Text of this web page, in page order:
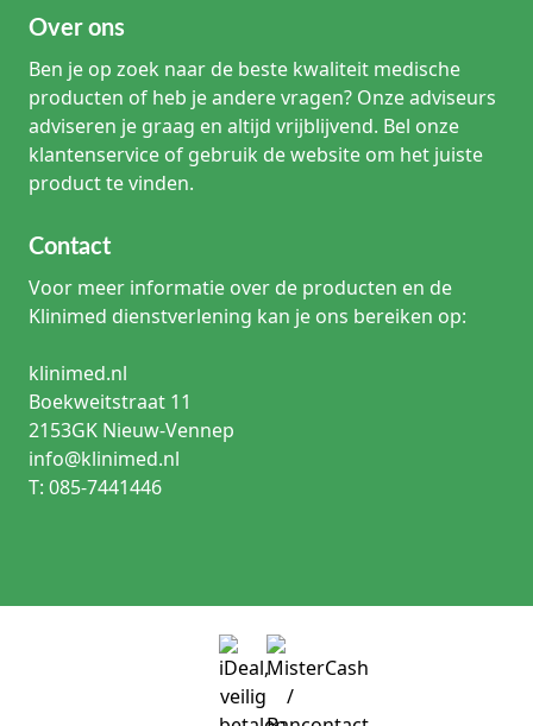
Over ons
Ben je op zoek naar de beste kwaliteit medische
producten of heb je andere vragen? Onze adviseurs
adviseren je graag en altijd vrijblijvend. Bel onze
klantenservice of gebruik de website om het juiste
product te vinden.
Contact
Voor meer informatie over de producten en de
Klinimed dienstverlening kan je ons bereiken op:
klinimed.nl
Boekweitstraat 11
2153GK Nieuw-Vennep
info@klinimed.nl
T: 085-7441446